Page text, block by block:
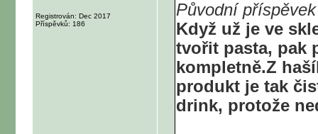
Registrován: Dec 2017
Příspěvků: 186
Původní
Když už je ve
tvořit pasta, pak
kompletně.Z
produkt je tak
drink, protože